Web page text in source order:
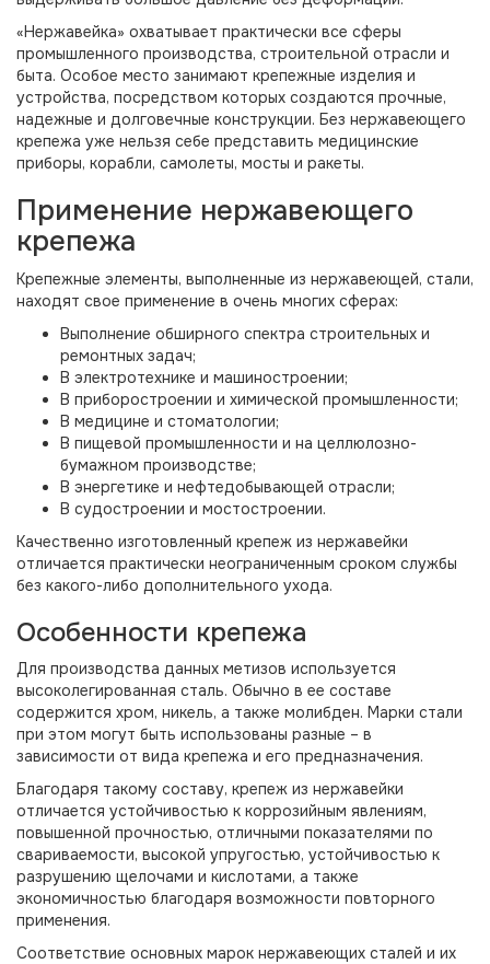
«Нержавейка» охватывает практически все сферы
промышленного производства, строительной отрасли и
быта. Особое место занимают крепежные изделия и
устройства, посредством которых создаются прочные,
надежные и долговечные конструкции. Без нержавеющего
крепежа уже нельзя себе представить медицинские
приборы, корабли, самолеты, мосты и ракеты.
Применение нержавеющего
крепежа
Крепежные элементы, выполненные из нержавеющей, стали,
находят свое применение в очень многих сферах:
Выполнение обширного спектра строительных и
ремонтных задач;
В электротехнике и машиностроении;
В приборостроении и химической промышленности;
В медицине и стоматологии;
В пищевой промышленности и на целлюлозно-
бумажном производстве;
В энергетике и нефтедобывающей отрасли;
В судостроении и мостостроении.
Качественно изготовленный крепеж из нержавейки
отличается практически неограниченным сроком службы
без какого-либо дополнительного ухода.
Особенности крепежа
Для производства данных метизов используется
высоколегированная сталь. Обычно в ее составе
содержится хром, никель, а также молибден. Марки стали
при этом могут быть использованы разные – в
зависимости от вида крепежа и его предназначения.
Благодаря такому составу, крепеж из нержавейки
отличается устойчивостью к коррозийным явлениям,
повышенной прочностью, отличными показателями по
свариваемости, высокой упругостью, устойчивостью к
разрушению щелочами и кислотами, а также
экономичностью благодаря возможности повторного
применения.
Соответствие основных марок нержавеющих сталей и их